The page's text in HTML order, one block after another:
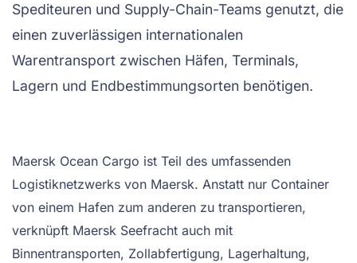
Spediteuren und Supply-Chain-Teams genutzt, die
einen zuverlässigen internationalen
Warentransport zwischen Häfen, Terminals,
Lagern und Endbestimmungsorten benötigen.
Maersk Ocean Cargo ist Teil des umfassenden
Logistiknetzwerks von Maersk. Anstatt nur Container
von einem Hafen zum anderen zu transportieren,
verknüpft Maersk Seefracht auch mit
Binnentransporten, Zollabfertigung, Lagerhaltung,